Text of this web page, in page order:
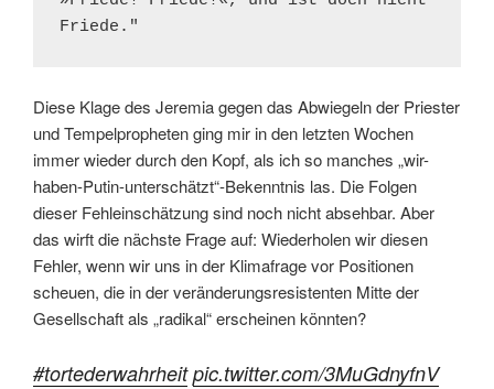
Friede."
Diese Klage des Jeremia gegen das Abwiegeln der Priester
und Tempelpropheten ging mir in den letzten Wochen
immer wieder durch den Kopf, als ich so manches „wir-
haben-Putin-unterschätzt“-Bekenntnis las. Die Folgen
dieser Fehleinschätzung sind noch nicht absehbar. Aber
das wirft die nächste Frage auf: Wiederholen wir diesen
Fehler, wenn wir uns in der Klimafrage vor Positionen
scheuen, die in der veränderungsresistenten Mitte der
Gesellschaft als „radikal“ erscheinen könnten?
#tortederwahrheit pic.twitter.com/3MuGdnyfnV